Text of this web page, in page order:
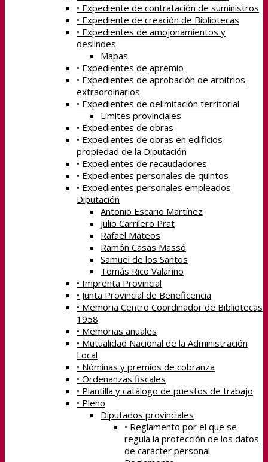
• Expediente de contratación de suministros
• Expediente de creación de Bibliotecas
• Expedientes de amojonamientos y
deslindes
Mapas
• Expedientes de apremio
• Expedientes de aprobación de arbitrios
extraordinarios
• Expedientes de delimitación territorial
Límites provinciales
• Expedientes de obras
• Expedientes de obras en edificios
propiedad de la Diputación
• Expedientes de recaudadores
• Expedientes personales de quintos
• Expedientes personales empleados
Diputación
Antonio Escario Martínez
Julio Carrilero Prat
Rafael Mateos
Ramón Casas Massó
Samuel de los Santos
Tomás Rico Valarino
• Imprenta Provincial
• Junta Provincial de Beneficencia
• Memoria Centro Coordinador de Bibliotecas
1958
• Memorias anuales
• Mutualidad Nacional de la Administración
Local
• Nóminas y premios de cobranza
• Ordenanzas fiscales
• Plantilla y catálogo de puestos de trabajo
• Pleno
Diputados provinciales
• Reglamento por el que se
regula la protección de los datos
de carácter personal